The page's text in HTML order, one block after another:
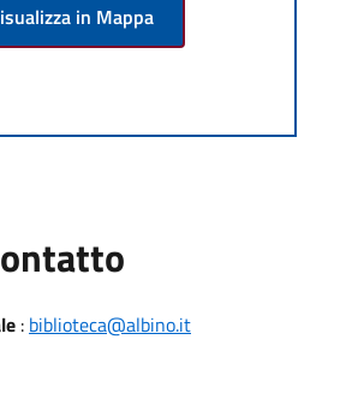
in Mappa
: biblioteca@albino.it